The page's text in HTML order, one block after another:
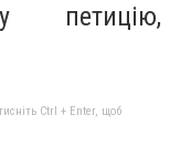
петицію,
Ctrl + Enter, щоб